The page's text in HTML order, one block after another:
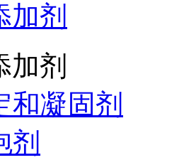
加剂
加剂
和凝固剂
剂